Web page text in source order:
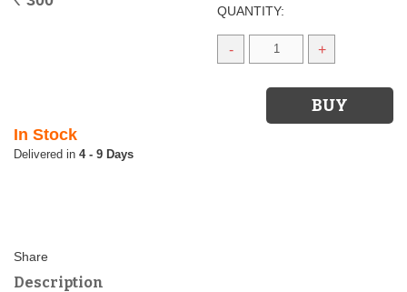
QUANTITY:
- +
In Stock
4 - 9 Days
Description